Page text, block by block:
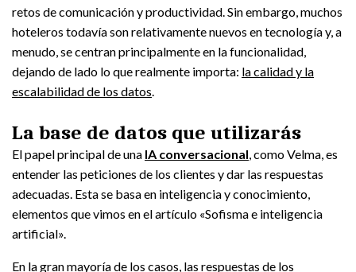
retos de comunicación y productividad. Sin embargo, muchos
hoteleros todavía son relativamente nuevos en tecnología y, a
menudo, se centran principalmente en la funcionalidad,
dejando de lado lo que realmente importa: la calidad y la
escalabilidad de los datos.
La base de datos que utilizarás
El papel principal de una IA conversacional, como Velma, es
entender las peticiones de los clientes y dar las respuestas
adecuadas. Esta se basa en inteligencia y conocimiento,
elementos que vimos en el artículo «Sofisma e inteligencia
artificial».
En la gran mayoría de los casos, las respuestas de los